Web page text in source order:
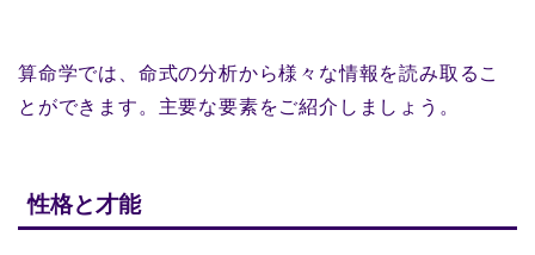
算命学では、命式の分析から様々な情報を読み取るこ
とができます。主要な要素をご紹介しましょう。
性格と才能